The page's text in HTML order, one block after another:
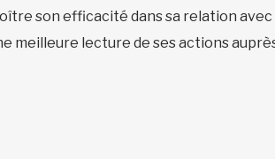
son efficacité dans sa relation
meilleure lecture de ses actions